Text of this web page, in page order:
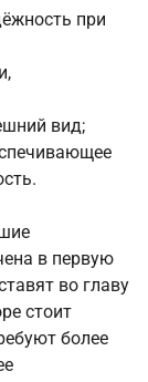
при
вид;
в первую
во главу
стоит
более